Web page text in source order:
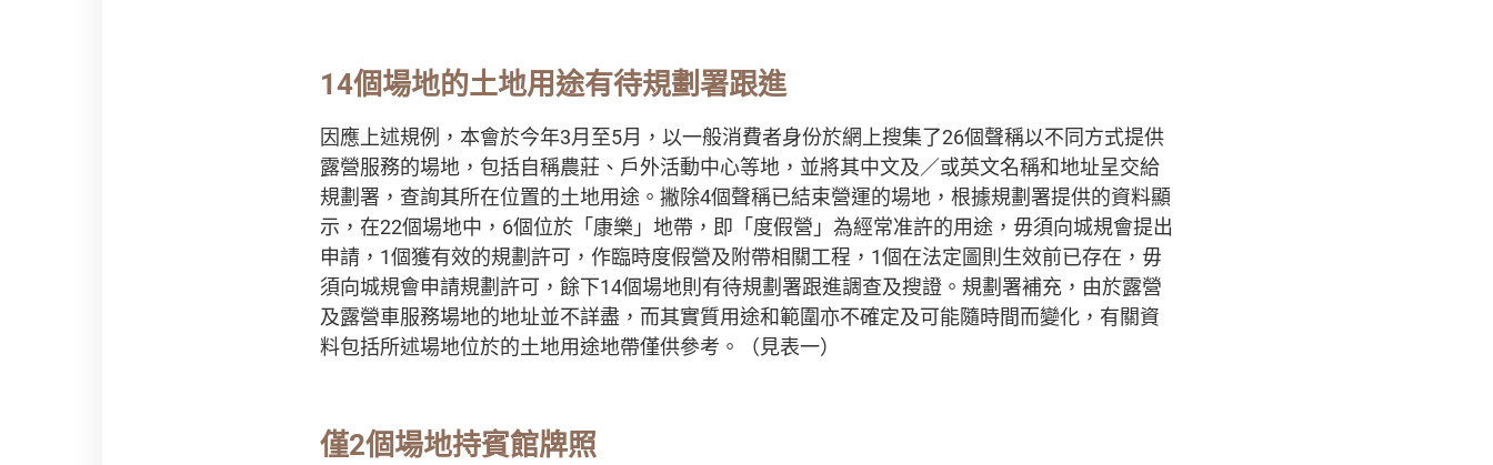
14個場地的土地用途有待規劃署跟進
因應上述規例，本會於今年3月至5月，以一般消費者身份於網上搜集了26個聲稱以不同方式提供
露營服務的場地，包括自稱農莊、戶外活動中心等地，並將其中文及／或英文名稱和地址呈交給
規劃署，查詢其所在位置的土地用途。撇除4個聲稱已結束營運的場地，根據規劃署提供的資料顯
示，在22個場地中，6個位於「康樂」地帶，即「度假營」為經常准許的用途，毋須向城規會提出
申請，1個獲有效的規劃許可，作臨時度假營及附帶相關工程，1個在法定圖則生效前已存在，毋
須向城規會申請規劃許可，餘下14個場地則有待規劃署跟進調查及搜證。規劃署補充，由於露營
及露營車服務場地的地址並不詳盡，而其實質用途和範圍亦不確定及可能隨時間而變化，有關資
料包括所述場地位於的土地用途地帶僅供參考。（見表一）
僅2個場地持賓館牌照